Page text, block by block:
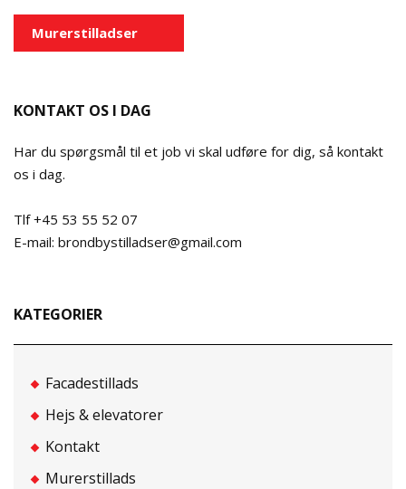
Indlægsnavigation
Murerstilladser
KONTAKT OS I DAG
Har du spørgsmål til et job vi skal udføre for dig, så kontakt
os i dag.
Tlf +45 53 55 52 07
E-mail: brondbystilladser@gmail.com
KATEGORIER
Facadestillads
Hejs & elevatorer
Kontakt
Murerstillads